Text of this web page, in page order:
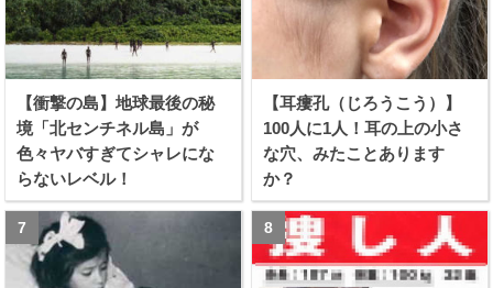
【衝撃の島】地球最後の秘
境「北センチネル島」が
色々ヤバすぎてシャレにな
らないレベル！
【耳瘻孔（じろうこう）】
100人に1人！耳の上の小さ
な穴、みたことあります
か？